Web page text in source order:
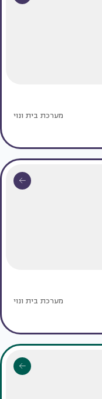
מערכת בית ונוי
מערכת בית ונוי